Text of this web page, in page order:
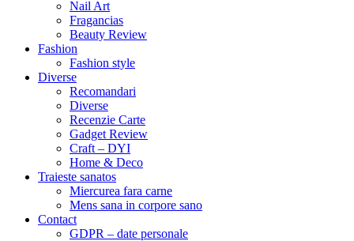
Nail Art
Fragancias
Beauty Review
Fashion
Fashion style
Diverse
Recomandari
Diverse
Recenzie Carte
Gadget Review
Craft – DYI
Home & Deco
Traieste sanatos
Miercurea fara carne
Mens sana in corpore sano
Contact
GDPR – date personale